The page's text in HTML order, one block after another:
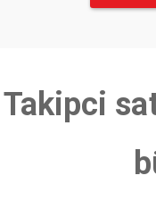
Takipci